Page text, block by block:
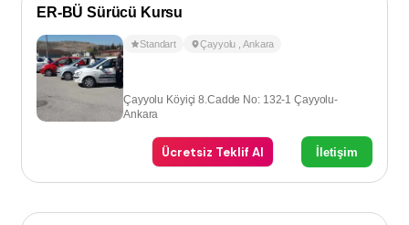
ER-BÜ Sürücü Kursu
Standart Çayyolu ,Ankara
Çayyolu Köyiçi 8.Cadde No: 132-1 Çayyolu-
Ankara
Ücretsiz Teklif Al İletişim